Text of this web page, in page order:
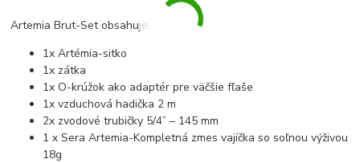
Artemia Brut-Set obsahuje:
1x Artémia-sitko
1x zátka
1x O-krúžok ako adaptér pre väčšie fľaše
1x vzduchová hadička 2 m
2x zvodové trubičky 5/4” – 145 mm
1 x Sera Artemia-Kompletná zmes vajíčka so soľnou výživou
18g